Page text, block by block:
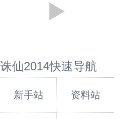
诛仙2014快速导航
新手站 资料站